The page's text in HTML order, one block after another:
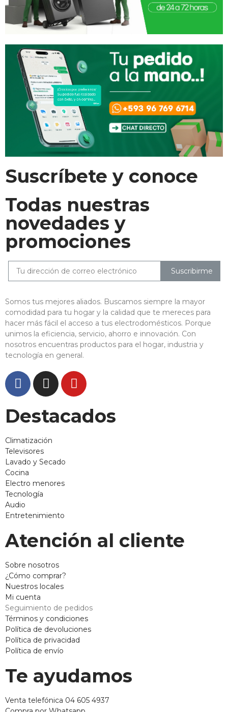
Suscríbete y conoce
Todas nuestras
novedades y
promociones
Suscribirme
Somos tus mejores aliados. Buscamos siempre la mayor
comodidad para tu hogar y la calidad que te mereces para
hacer más fácil el acceso a tus electrodomésticos. Porque
unimos la eficiencia, servicio, ahorro e innovación. Con
nosotros encuentras productos para el hogar, industria y
tecnología en general.
Destacados
Climatización
Televisores
Lavado y Secado
Cocina
Electro menores
Tecnología
Audio
Entretenimiento
Atención al cliente
Sobre nosotros
¿Cómo comprar?
Nuestros locales
Mi cuenta
Seguimiento de pedidos
Términos y condiciones
Política de devoluciones
Política de privacidad
Política de envío
Te ayudamos
Venta telefónica 04 605 4937